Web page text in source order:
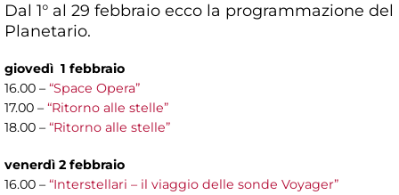
Dal 1° al 29 febbraio ecco la programmazione del
Planetario.
giovedì 1 febbraio
16.00 – “Space Opera”
17.00 – “Ritorno alle stelle”
18.00 – “Ritorno alle stelle”
venerdì 2 febbraio
16.00 – “Interstellari – il viaggio delle sonde Voyager”